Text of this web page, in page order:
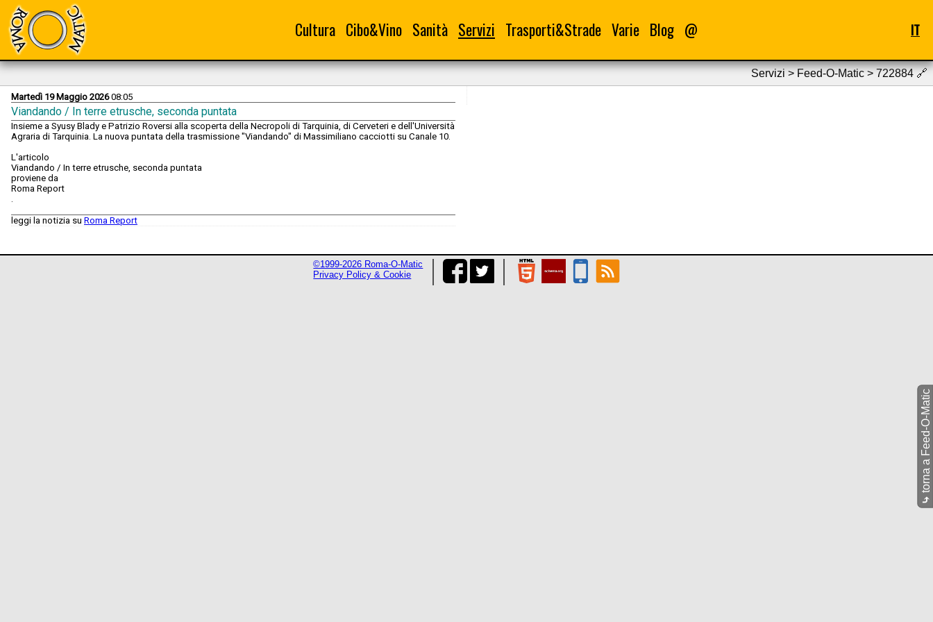
Cultura Cibo&Vino Sanità Servizi Trasporti&Strade Varie Blog @ IT
Servizi > Feed-O-Matic > 722884 🔗
Martedì 19 Maggio 202608:05
Viandando / In terre etrusche, seconda puntata
Insieme a Syusy Blady e Patrizio Roversi alla scoperta della Necropoli di Tarquinia, di Cerveteri e dell'Università
Agraria di Tarquinia. La nuova puntata della trasmissione "Viandando" di Massimiliano cacciotti su Canale 10.
L'articolo
Viandando / In terre etrusche, seconda puntata
proviene da
Roma Report
.
leggi la notizia su Roma Report
⤷
torna a Feed-O-Matic
©1999-2026 Roma-O-Matic
Privacy Policy & Cookie